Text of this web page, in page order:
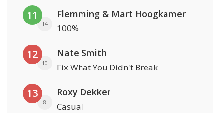
11
14
Flemming & Mart Hoogkamer
100%
12
10
Nate Smith
Fix What You Didn't Break
13
8
Roxy Dekker
Casual